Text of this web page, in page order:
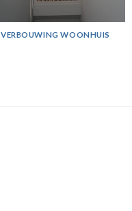
VERBOUWING WOONHUIS